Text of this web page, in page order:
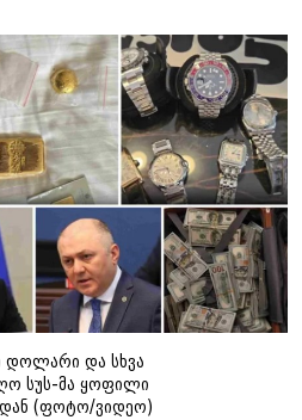
დოლარი და სხვა
სუს-მა ყოფილი
(ფოტო/ვიდეო)